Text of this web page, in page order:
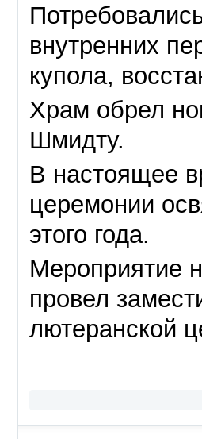
внутренних
купола,
Храм обрел
Шмидту.
В настоящее
церемонии
этого года.
Мероприятие
провел
лютеранской